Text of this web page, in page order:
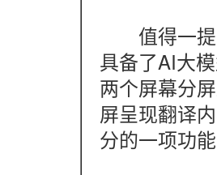
值得一提
具备了AI大
两个屏幕分
屏呈现翻译
分的一项功